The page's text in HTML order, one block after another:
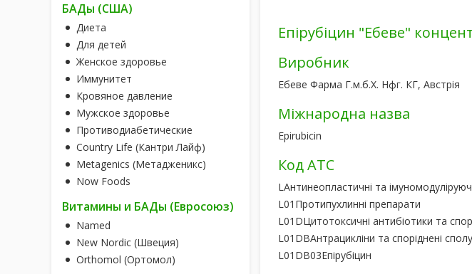
БАДы (США)
Диета
Для детей
Женское здоровье
Иммунитет
Кровяное давление
Мужское здоровье
Противодиабетические
Country Life (Кантри Лайф)
Metagenics (Метадженикс)
Now Foods
Витамины и БАДы (Евросоюз)
Named
New Nordic (Швеция)
Orthomol (Ортомол)
Епірубіцин "Ебеве"
Виробник
Ебеве Фарма Г.м.б.Х. Нфг. КГ, Австрія
Міжнародна назва
Epirubicin
Код АТС
LАнтинеопластичні та
L01 Протипухлинні препарати
L01DЦитотоксичні антибіотики та
L01DBАнтрацикліни та споріднені
L01DB03Епірубіцин